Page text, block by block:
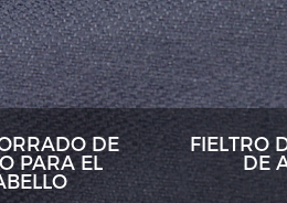
DE
PARA EL
FIELTRO
DE